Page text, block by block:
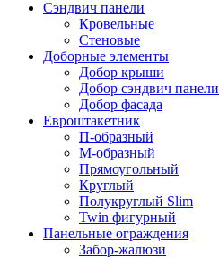
Сэндвич панели
Кровельные
Стеновые
Доборные элементы
Добор крыши
Добор сэндвич панели
Добор фасада
Евроштакетник
П-образный
М-образный
Прямоугольный
Круглый
Полукруглый Slim
Twin фигурный
Панельные ограждения
Забор-жалюзи